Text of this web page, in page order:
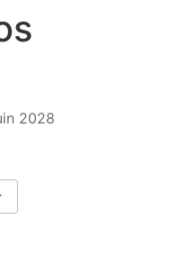
2028